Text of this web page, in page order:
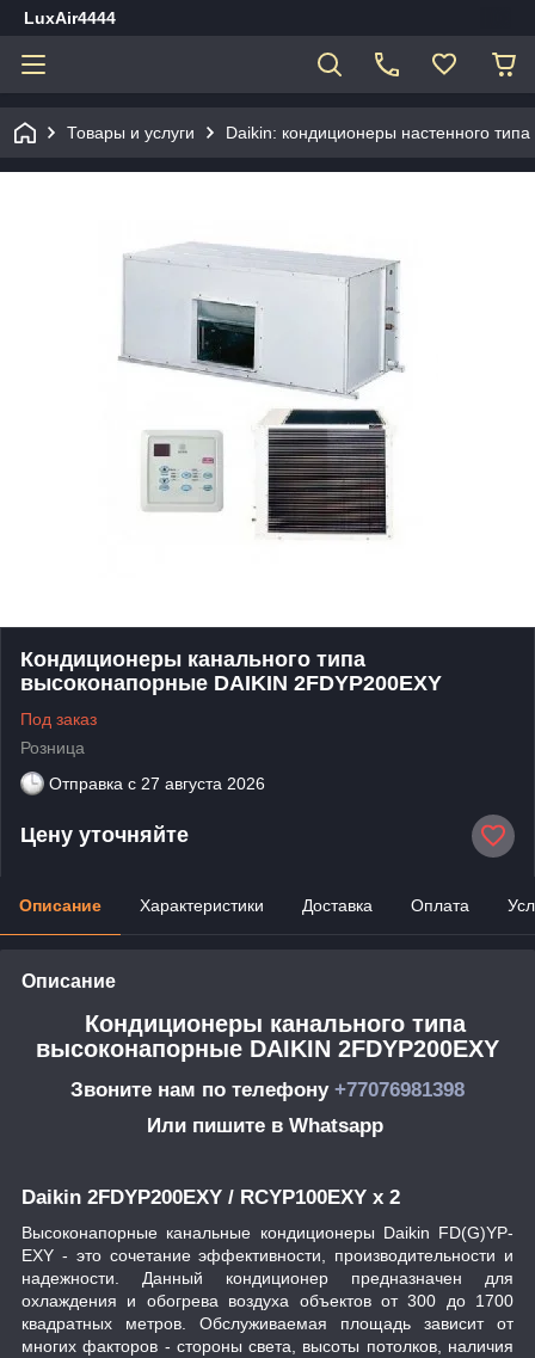
LuxAir4444
Товары и услуги Daikin: кондиционеры настенного типа
Кондиционеры канального типа
высоконапорные DAIKIN 2FDYP200EXY
Под заказ
Розница
Отправка с 27 августа 2026
Цену уточняйте
Описание Характеристики Доставка Оплата
Описание
Кондиционеры канального типа
высоконапорные DAIKIN 2FDYP200EXY
Звоните нам по телефону +77076981398
Или пишите в Whatsapp
Daikin 2FDYP200EXY / RCYP100EXY x 2
Высоконапорные канальные кондиционеры Daikin FD(G)YP-
EXY - это сочетание эффективности, производительности и
надежности. Данный кондиционер предназначен для
охлаждения и обогрева воздуха объектов от 300 до 1700
квадратных метров. Обслуживаемая площадь зависит от
многих факторов - стороны света, высоты потолков, наличия